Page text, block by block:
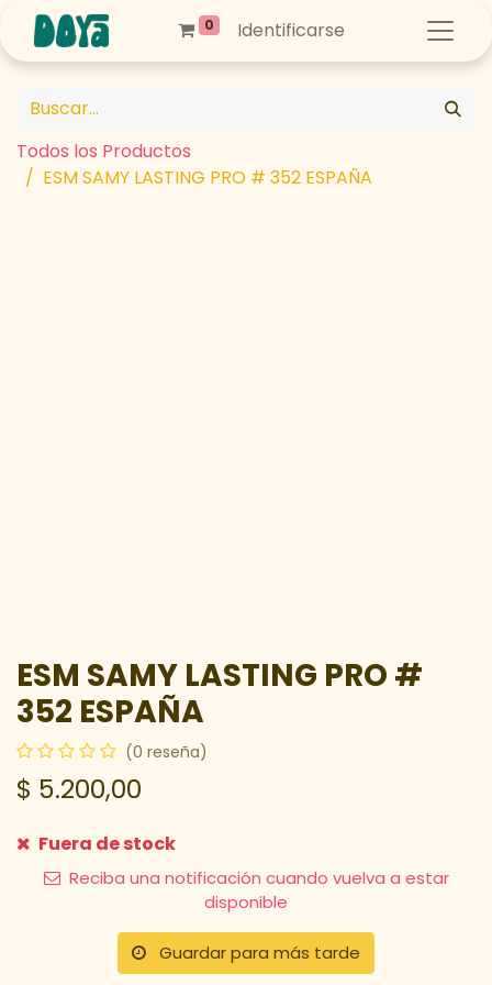
0 Identificarse
Todos los Productos
ESM SAMY LASTING PRO # 352 ESPAÑA
ESM SAMY LASTING PRO #
352 ESPAÑA
(0 reseña)
$ 5.200,00
Fuera de stock
Reciba una notificación cuando vuelva a estar
disponible
Guardar para más tarde